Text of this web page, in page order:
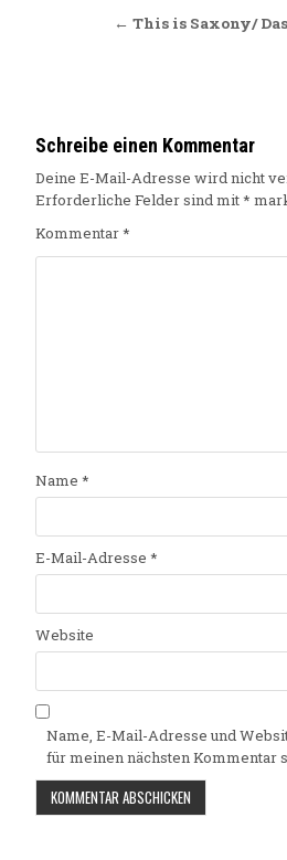
← This is Saxony/
Schreibe einen Kommentar
Deine E-Mail-Adresse wird nicht
Erforderliche Felder sind mit*
Kommentar*
Name *
E-Mail-Adresse *
Website
Name, E-Mail-Adresse und
für meinen nächsten Kommentar